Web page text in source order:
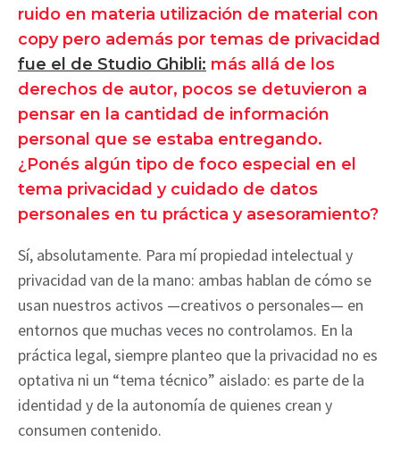
ruido en materia utilización de material con
copy pero además por temas de privacidad
fue el de Studio Ghibli: más allá de los
derechos de autor, pocos se detuvieron a
pensar en la cantidad de información
personal que se estaba entregando.
¿Ponés algún tipo de foco especial en el
tema privacidad y cuidado de datos
personales en tu práctica y asesoramiento?
Sí, absolutamente. Para mí propiedad intelectual y
privacidad van de la mano: ambas hablan de cómo se
usan nuestros activos —creativos o personales— en
entornos que muchas veces no controlamos. En la
práctica legal, siempre planteo que la privacidad no es
optativa ni un “tema técnico” aislado: es parte de la
identidad y de la autonomía de quienes crean y
consumen contenido.